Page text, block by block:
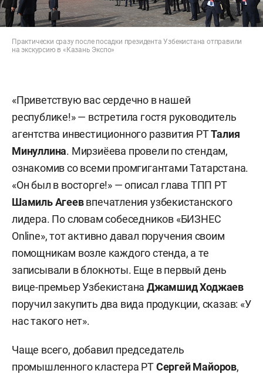
Практически сразу после посадки президента Узбекистана отправили
на экскурсию в «Казань Экспо»
«Приветствую вас сердечно в нашей
республике!» — встретила гостя руководитель
агентства инвестиционного развития РТТалия
Минуллина. Мирзиёева провели по стендам,
ознакомив со всеми промгигантами Татарстана.
«Он был в восторге!» — описал глава ТПП РТ
Шамиль Агееввпечатления узбекистанского
лидера. По словам собеседников «БИЗНЕС
Online», тот активно давал поручения своим
помощникам возле каждого стенда, а те
записывали в блокноты. Еще в первый день
вице-премьер УзбекистанаДжамшид Ходжаев
поручил закупить два вида продукции, сказав: «У
нас такого нет».
Чаще всего, добавил председатель
промышленного кластера РТСергей Майоров,